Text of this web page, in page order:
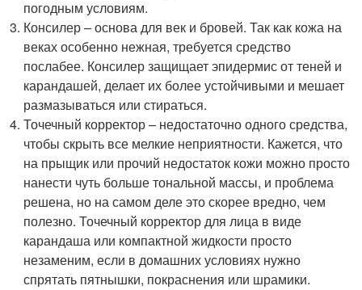
погодным условиям.
Консилер – основа для век и бровей. Так как кожа на
веках особенно нежная, требуется средство
послабее. Консилер защищает эпидермис от теней и
карандашей, делает их более устойчивыми и мешает
размазываться или стираться.
Точечный корректор – недостаточно одного средства,
чтобы скрыть все мелкие неприятности. Кажется, что
на прыщик или прочий недостаток кожи можно просто
нанести чуть больше тональной массы, и проблема
решена, но на самом деле это скорее вредно, чем
полезно. Точечный корректор для лица в виде
карандаша или компактной жидкости просто
незаменим, если в домашних условиях нужно
спрятать пятнышки, покраснения или шрамики.